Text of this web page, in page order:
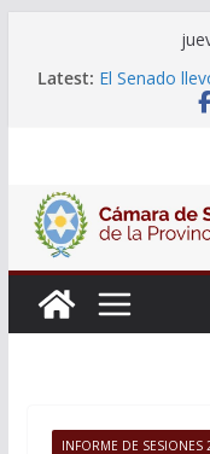
Latest: El Senado
escuchar a
Justicia
Adjudicacion
14 de Mayo
INFORME DE SESIONES